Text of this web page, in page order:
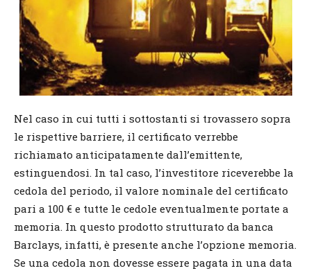
Nel caso in cui tutti i sottostanti si trovassero sopra
le rispettive barriere, il certificato verrebbe
richiamato anticipatamente dall’emittente,
estinguendosi. In tal caso, l’investitore riceverebbe la
cedola del periodo, il valore nominale del certificato
pari a 100 € e tutte le cedole eventualmente portate a
memoria. In questo prodotto strutturato da banca
Barclays, infatti, è presente anche l’opzione memoria.
Se una cedola non dovesse essere pagata in una data